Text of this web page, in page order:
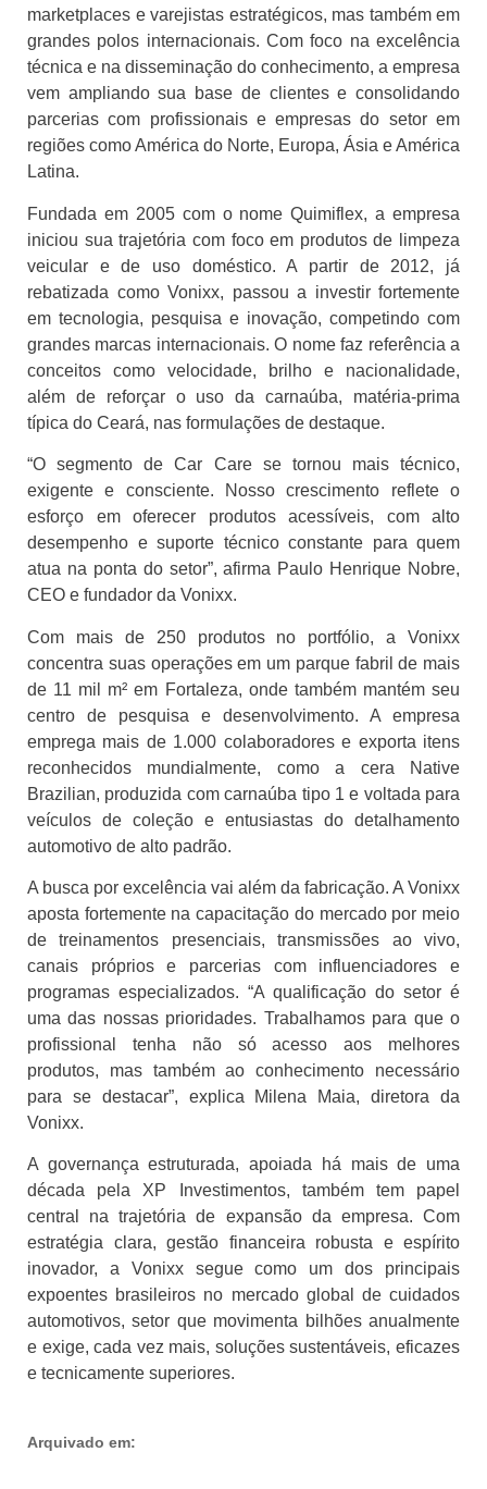
marketplaces e varejistas estratégicos, mas também em
grandes polos internacionais. Com foco na excelência
técnica e na disseminação do conhecimento, a empresa
vem ampliando sua base de clientes e consolidando
parcerias com profissionais e empresas do setor em
regiões como América do Norte, Europa, Ásia e América
Latina.
Fundada em 2005 com o nome Quimiflex, a empresa
iniciou sua trajetória com foco em produtos de limpeza
veicular e de uso doméstico. A partir de 2012, já
rebatizada como Vonixx, passou a investir fortemente
em tecnologia, pesquisa e inovação, competindo com
grandes marcas internacionais. O nome faz referência a
conceitos como velocidade, brilho e nacionalidade,
além de reforçar o uso da carnaúba, matéria-prima
típica do Ceará, nas formulações de destaque.
“O segmento de Car Care se tornou mais técnico,
exigente e consciente. Nosso crescimento reflete o
esforço em oferecer produtos acessíveis, com alto
desempenho e suporte técnico constante para quem
atua na ponta do setor”, afirma Paulo Henrique Nobre,
CEO e fundador da Vonixx.
Com mais de 250 produtos no portfólio, a Vonixx
concentra suas operações em um parque fabril de mais
de 11 mil m² em Fortaleza, onde também mantém seu
centro de pesquisa e desenvolvimento. A empresa
emprega mais de 1.000 colaboradores e exporta itens
reconhecidos mundialmente, como a cera Native
Brazilian, produzida com carnaúba tipo 1 e voltada para
veículos de coleção e entusiastas do detalhamento
automotivo de alto padrão.
A busca por excelência vai além da fabricação. A Vonixx
aposta fortemente na capacitação do mercado por meio
de treinamentos presenciais, transmissões ao vivo,
canais próprios e parcerias com influenciadores e
programas especializados. “A qualificação do setor é
uma das nossas prioridades. Trabalhamos para que o
profissional tenha não só acesso aos melhores
produtos, mas também ao conhecimento necessário
para se destacar”, explica Milena Maia, diretora da
Vonixx.
A governança estruturada, apoiada há mais de uma
década pela XP Investimentos, também tem papel
central na trajetória de expansão da empresa. Com
estratégia clara, gestão financeira robusta e espírito
inovador, a Vonixx segue como um dos principais
expoentes brasileiros no mercado global de cuidados
automotivos, setor que movimenta bilhões anualmente
e exige, cada vez mais, soluções sustentáveis, eficazes
e tecnicamente superiores.
Arquivado em: